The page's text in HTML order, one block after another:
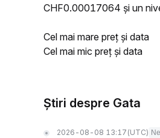
CHF0.00017064 și un
Cel mai mare preț și data
Cel mai mic preț și data
Știri despre Gata
2026-08-08 13:17 (UTC)